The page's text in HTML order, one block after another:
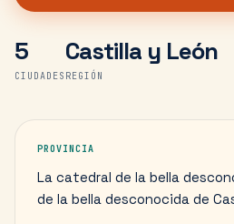
5
CIUDADES
Castilla y León
REGIÓN
PROVINCIA
La catedral de la bella
de la bella desconocida de